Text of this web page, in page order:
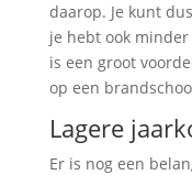
daarop. Je kunt
je hebt ook
is een groot
op een
Lagere
Er is nog een